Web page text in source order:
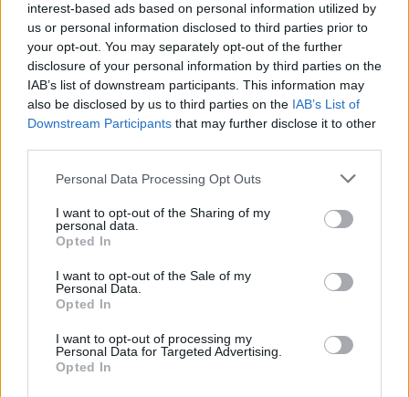
interest-based ads based on personal information utilized by
us or personal information disclosed to third parties prior to
your opt-out. You may separately opt-out of the further
disclosure of your personal information by third parties on the
IAB’s list of downstream participants. This information may
also be disclosed by us to third parties on the IAB’s List of
Downstream Participants that may further disclose it to other
Please note that this website/app uses one or more Google
not limited to your visit or usage behaviour. You may click to
grant or deny consent to Google and its third-party tags to
use your data for below specified purposes in below Google
consent section.
Personal Data Processing Opt Outs
I want to opt-out of the Sharing of my
personal data.
Opted In
I want to opt-out of the Sale of my
Personal Data.
Opted In
I want to opt-out of processing my
Personal Data for Targeted Advertising.
Opted In
εσωτερική θερμαινόμενη πισίνα με το τζακούζι θα σας
προσφέρει μοναδικές στιγμές χαλάρωσης και
αναζωογόνησης. Στις εγκαταστάσεις θα βρείτε επίσης
ένα υπερσύγχρονο γυμναστηρίο, εξοπλισμένο με
μηχανήματα τελευταίας τεχνολογίας, για να γεμίσετε με
ΠΑΡΟΧΕΣ
Δορυφορική τηλεόραση
Τηλέφωνο